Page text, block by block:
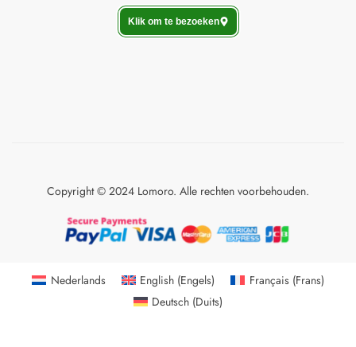
Klik om te bezoeken
Copyright © 2024 Lomoro. Alle rechten voorbehouden.
Nederlands English (Engels) Français(Frans)
Deutsch (Duits)